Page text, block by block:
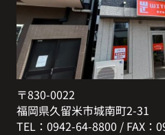
〒830-0022
福岡県久留米市城南町2-31
TEL：0942-64-8800 / FAX：